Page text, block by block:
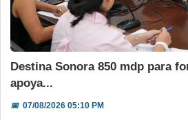
Destina Sonora 850 mdp para
apoya...
📅07/08/2026 05:10 PM